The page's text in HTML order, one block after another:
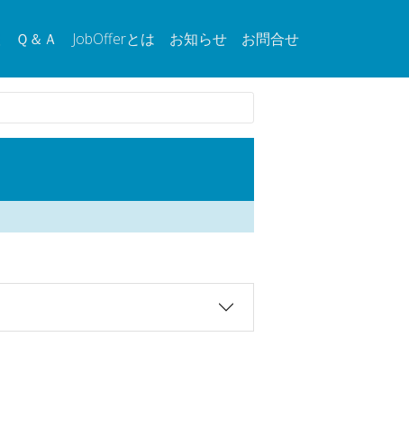
Ｑ＆Ａ JobOfferとは お知らせ お問合せ